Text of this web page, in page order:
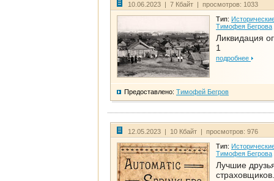
10.06.2023 | 7 Кбайт | просмотров: 1033
Тип:
Тимофея Бегрова
Ликвидация
1
подробнее
Предоставлено: Тимофей Бегров
12.05.2023 | 10 Кбайт | просмотров: 976
Тип:
Тимофея Бегрова
Лучшие